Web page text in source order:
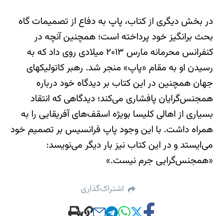
در بخش دیگری از کتاب، پاپ به دفاع از تصمیمات گاه
بحث برانگیز خود پرداخته است؛ همچنین آنچه در
کنفرانس محرمانه مارس ۲۰۱۳ میلادی روی داد که به
رسیدن او به مقام «پاپ» منجر شد. رهبر کاتولیکهای
جهان همچنین در این کتاب بر دیدگاه خود درباره
همجنس‌گرایان پافشاری می‌کند؛ دیدگاهی که انتقاد
بسیاری از اهالی کلیسا بویژه اسقف‌های آفریقایی را به
همراه داشت. با این وجود پاپ فرانسیس بر تصمیم خود
می‌ایستد و در این کتاب نیز بار دیگر می‌نویسد:
«همجنس‌گرایی جرم نیست.»
اشتراک‌گذاری